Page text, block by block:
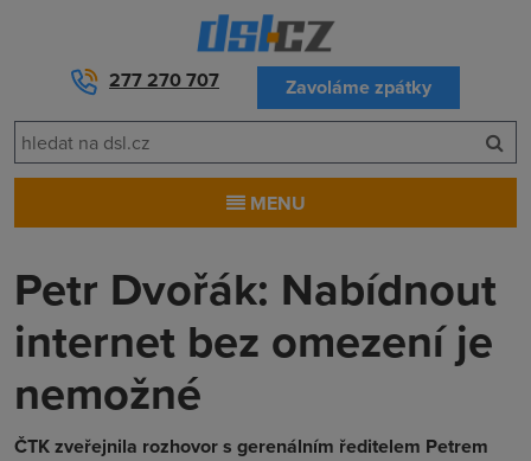
277 270 707 Zavoláme zpátky
MENU
Petr Dvořák: Nabídnout
internet bez omezení je
nemožné
ČTK zveřejnila rozhovor s gerenálním ředitelem Petrem